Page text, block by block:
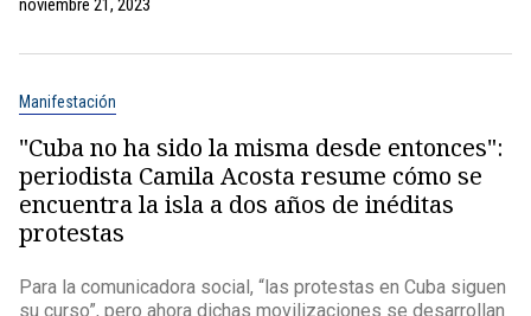
noviembre 21, 2023
Manifestación
"Cuba no ha sido la misma desde entonces":
periodista Camila Acosta resume cómo se
encuentra la isla a dos años de inéditas
protestas
Para la comunicadora social, “las protestas en Cuba siguen
su curso”, pero ahora dichas movilizaciones se desarrollan